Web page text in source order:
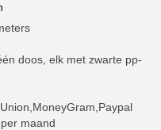
doos, elk met zwarte pp-
maand